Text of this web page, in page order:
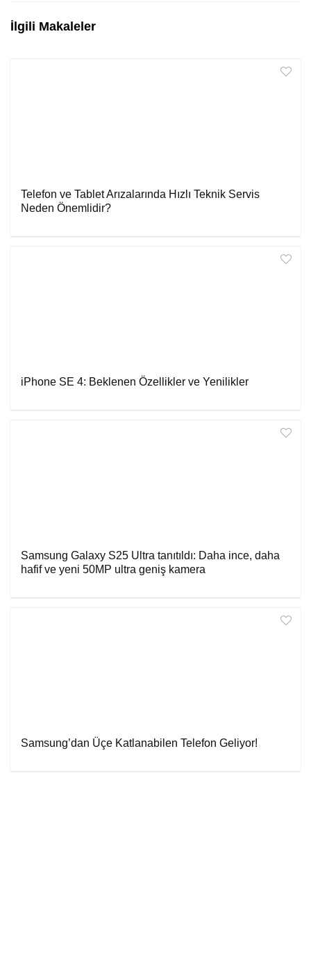
İlgili Makaleler
Telefon ve Tablet Arızalarında Hızlı Teknik Servis
Neden Önemlidir?
iPhone SE 4: Beklenen Özellikler ve Yenilikler
Samsung Galaxy S25 Ultra tanıtıldı: Daha ince, daha
hafif ve yeni 50MP ultra geniş kamera
Samsung’dan Üçe Katlanabilen Telefon Geliyor!